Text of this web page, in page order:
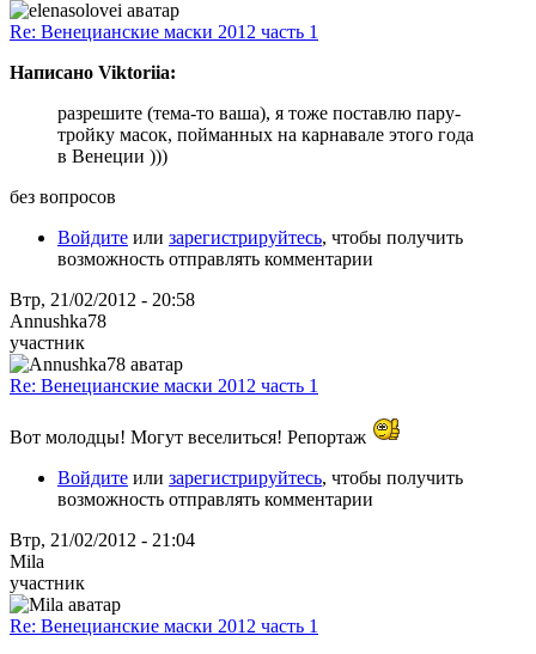
Re: Венецианские маски 2012 часть 1
Написано Viktoriia:
разрешите (тема-то ваша), я тоже поставлю пару-
тройку масок, пойманных на карнавале этого года
в Венеции )))
без вопросов
Войдите или зарегистрируйтесь, чтобы получить
возможность отправлять комментарии
Втр, 21/02/2012 - 20:58
Annushka78
участник
Re: Венецианские маски 2012 часть 1
Вот молодцы! Могут веселиться! Репортаж
Войдите или зарегистрируйтесь, чтобы получить
возможность отправлять комментарии
Втр, 21/02/2012 - 21:04
Mila
участник
Re: Венецианские маски 2012 часть 1